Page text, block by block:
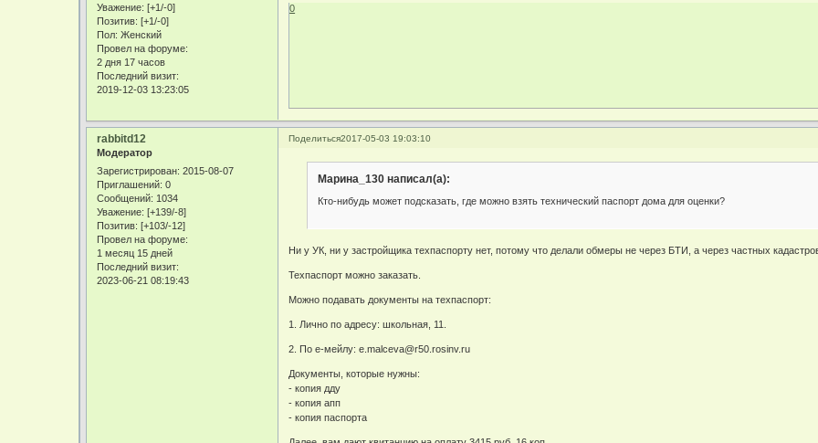
Уважение: [+1/-0]
Позитив: [+1/-0]
Пол: Женский
Провел на форуме:
2 дня 17 часов
Последний визит:
2019-12-03 13:23:05
0
Поделиться2017-05-03 19:03:10
rabbitd12
Модератор
Зарегистрирован: 2015-08-07
Приглашений: 0
Сообщений: 1034
Уважение: [+139/-8]
Позитив: [+103/-12]
Провел на форуме:
1 месяц 15 дней
Последний визит:
2023-06-21 08:19:43
Марина_130 написал(а):
Кто-нибудь может подсказать, где можно взять технический паспорт дома для оценки?
Ни у УК, ни у застройщика техпаспорту нет, потому что делали обмеры не через БТИ, а через частных
Техпаспорт можно заказать.
Можно подавать документы на техпаспорт:
1. Лично по адресу: школьная, 11.
2. По е-мейлу: e.malceva@r50.rosinv.ru
Документы, которые нужны:
- копия дду
- копия апп
- копия паспорта